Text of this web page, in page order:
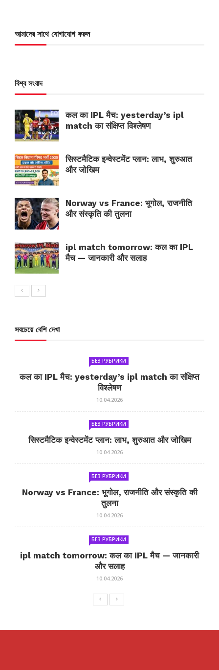
আমাদের সাথে যোগাযোগ করুন
বিশ্ব সংবাদ
कल का IPL मैच: yesterday’s ipl
match का संक्षिप्त विश्लेषण
सिस्टमैटिक इन्वेस्टमेंट प्लान: लाभ, शुरुआत
और जोखिम
Norway vs France: भूगोल, राजनीति
और संस्कृति की तुलना
ipl match tomorrow: कल का IPL
मैच — जानकारी और सलाह
সবচেয়ে বেশি দেখা
БЕЗ РУБРИКИ
कल का IPL मैच: yesterday’s ipl match का संक्षिप्त
विश्लेषण
10.04.2026
БЕЗ РУБРИКИ
सिस्टमैटिक इन्वेस्टमेंट प्लान: लाभ, शुरुआत और जोखिम
10.04.2026
БЕЗ РУБРИКИ
Norway vs France: भूगोल, राजनीति और संस्कृति की
तुलना
10.04.2026
БЕЗ РУБРИКИ
ipl match tomorrow: कल का IPL मैच — जानकारी
और सलाह
10.04.2026